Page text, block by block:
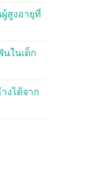
สูงอายุที่
ในเด็ก
งได้จาก